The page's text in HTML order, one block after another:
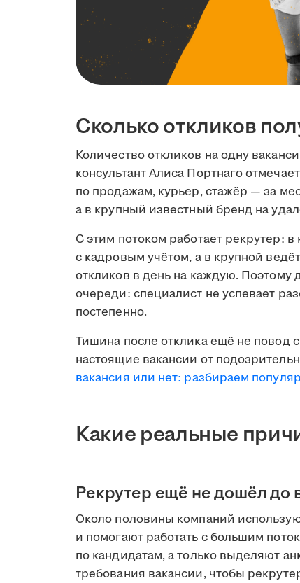
Сколько откликов
Количество откликов на одну
консультант Алиса Портнаго
по продажам, курьер, стажёр — за
а в крупный известный бренд на
С этим потоком работает рекрутер:
с кадровым учётом, а в крупной
откликов в день на каждую.
очереди: специалист не успевает
постепенно.
Тишина после отклика ещё не повод
настоящие вакансии от
вакансия или нет: разбираем
Какие реальные
Рекрутер ещё не дошёл до
Около половины компаний
и помогают работать с большим
по кандидатам, а только выделяют
требования вакансии, чтобы